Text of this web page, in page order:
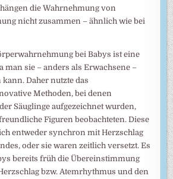
die Wahrnehmung von
nicht zusammen – ähnlich wie bei
bei Babys ist eine
man sie – anders als Erwachsene –
Daher nutzte das
Methoden, bei denen
Säuglinge aufgezeichnet wurden,
Figuren beobachteten. Diese
entweder synchron mit Herzschlag
oder sie waren zeitlich versetzt. Es
bereits früh die Übereinstimmung
bzw. Atemrhythmus und den